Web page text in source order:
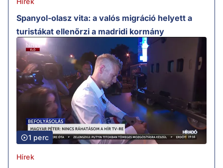
Spanyol-olasz vita: a valós migráció helyett a
turistákat ellenőrzi a madridi kormány
1 perc
Hírek